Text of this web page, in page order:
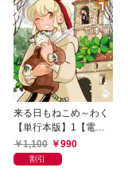
来る日もねこめ～わく
【単行本版】1【電子
書店限定特典付き】
1,100 990
割引